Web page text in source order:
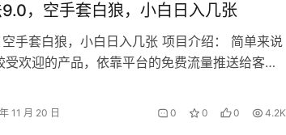
，空手套白狼，小白日入几张
手套白狼，小白日入几张 项目介绍： 简单来说
欢迎的产品，依靠平台的免费流量推送给客
11 月 20 日 0 0 0 4.2K